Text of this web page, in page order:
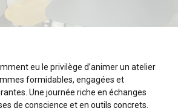
eu le privilège d’animer un atelier
formidables, engagées et
Une journée riche en échanges
de conscience et en outils concrets.